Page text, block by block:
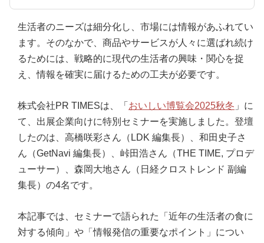
生活者のニーズは細分化し、市場には情報があふれてい
ます。そのなかで、商品やサービスが人々に選ばれ続け
るためには、戦略的に現代の生活者の興味・関心を捉
え、情報を確実に届けるための工夫が必要です。
株式会社PR TIMESは、「 おいしい博覧会2025秋冬 」に
て、出展企業向けに特別セミナーを実施しました。登壇
したのは、高橋咲彩さん（LDK 編集長）、和田史子さ
ん（GetNavi 編集長）、峠田浩さん（THE TIME, プロデ
ューサー）、森岡大地さん（日経クロストレンド 副編
集長）の4名です。
本記事では、セミナーで語られた「近年の生活者の食に
対する傾向」や「情報発信の重要なポイント」につい